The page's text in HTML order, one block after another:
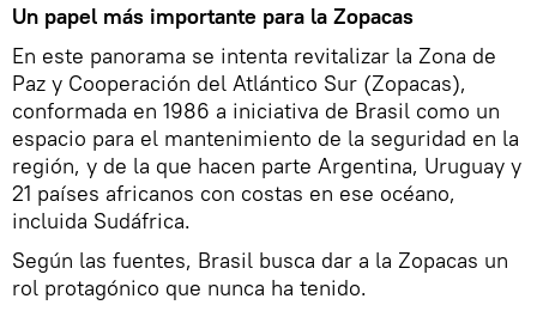
Un papel más importante para la Zopacas
En este panorama se intenta revitalizar la Zona de
Paz y Cooperación del Atlántico Sur (Zopacas),
conformada en 1986 a iniciativa de Brasil como un
espacio para el mantenimiento de la seguridad en la
región, y de la que hacen parte Argentina, Uruguay y
21 países africanos con costas en ese océano,
incluida Sudáfrica.
Según las fuentes, Brasil busca dar a la Zopacas un
rol protagónico que nunca ha tenido.